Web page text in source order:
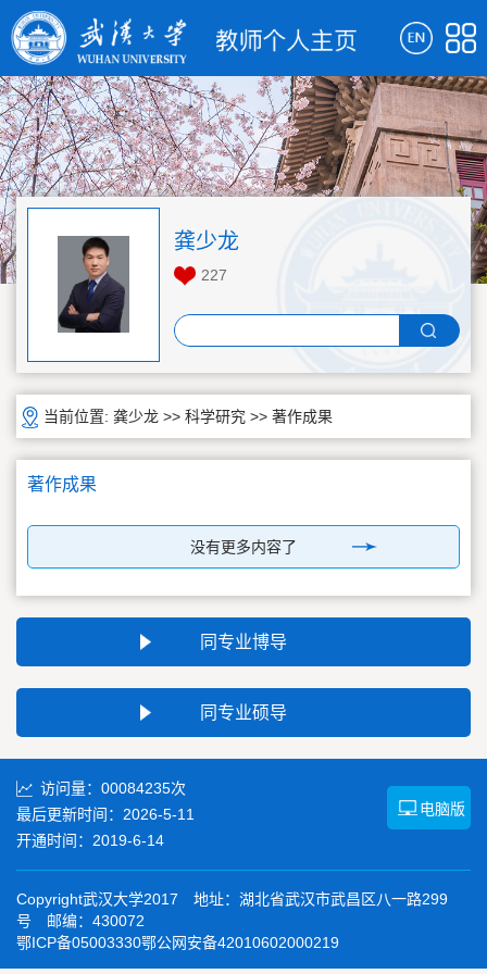
龚少龙
227
当前位置: 龚少龙 >> 科学研究 >> 著作成果
著作成果
没有更多内容了
同专业博导
同专业硕导
访问量： 00084235次
最后更新时间： 2026-5-11
开通时间： 2019-6-14
电脑版
Copyright武汉大学2017 地址：湖北省武汉市武昌区八一路299
号 邮编：430072
鄂ICP备05003330鄂公网安备42010602000219